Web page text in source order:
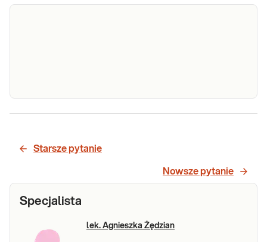
ALT
ALT. Oznaczenie aktywności enzymu
przewlekłych stanów zapalnych wątroby.
Starsze pytanie
Nowsze pytanie
Specjalista
lek. Agnieszka Żędzian